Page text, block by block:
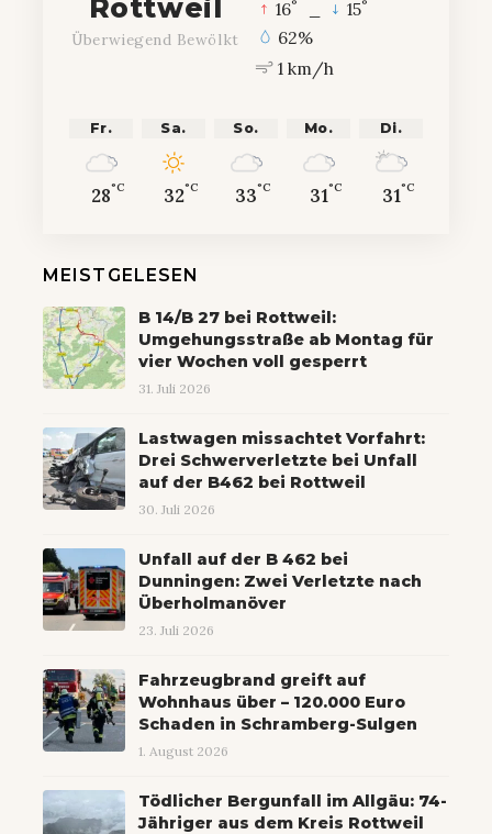
Rottweil
Überwiegend Bewölkt
16° 15°
62%
1 km/h
Fr.
28°C
Sa.
32°C
So.
33°C
Mo.
31°C
Di.
31°C
MEISTGELESEN
B 14/B 27 bei Rottweil:
Umgehungsstraße ab Montag für
vier Wochen voll gesperrt
31. Juli 2026
Lastwagen missachtet Vorfahrt:
Drei Schwerverletzte bei Unfall
auf der B462 bei Rottweil
30. Juli 2026
Unfall auf der B 462 bei
Dunningen: Zwei Verletzte nach
Überholmanöver
23. Juli 2026
Fahrzeugbrand greift auf
Wohnhaus über – 120.000 Euro
Schaden in Schramberg-Sulgen
1. August 2026
Tödlicher Bergunfall im Allgäu: 74-
Jähriger aus dem Kreis Rottweil